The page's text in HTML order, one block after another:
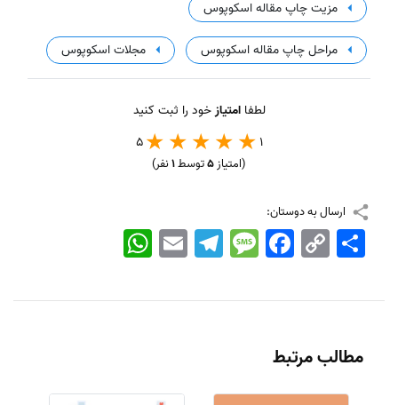
مزیت چاپ مقاله اسکوپوس
مراحل چاپ مقاله اسکوپوس مجلات اسکوپوس
لطفاامتیازخود را ثبت کنید
1
5
(امتیاز5توسط1نفر)
ارسال به دوستان:
WhatsApp EmailTelegramMessageFacebook Copy
Link
اشتراک
مطالب مرتبط